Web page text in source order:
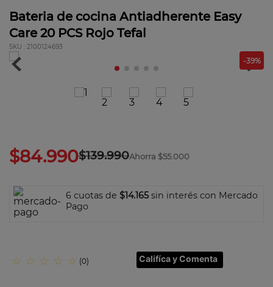
Bateria de cocina Antiadherente Easy
Care 20 PCS Rojo Tefal
2100124693
-39%
$139.990
$84.990 Ahorra $55.000
6 cuotas de $14.165 sin interés con Mercado
Pago
☆ ☆ ☆ ☆ ☆ (0) Califíca y Comenta
3.
ingenio
4.
sartenes
10. excellence